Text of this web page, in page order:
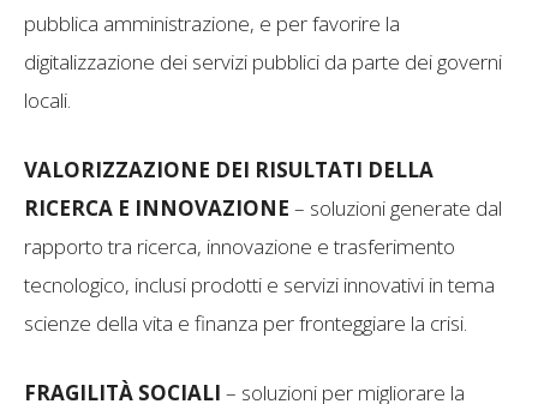
pubblica amministrazione, e per favorire la
digitalizzazione dei servizi pubblici da parte dei governi
locali.
VALORIZZAZIONE DEI RISULTATI DELLA
RICERCA E INNOVAZIONE – soluzioni generate dal
rapporto tra ricerca, innovazione e trasferimento
tecnologico, inclusi prodotti e servizi innovativi in tema
scienze della vita e finanza per fronteggiare la crisi.
FRAGILITÀ SOCIALI – soluzioni per migliorare la